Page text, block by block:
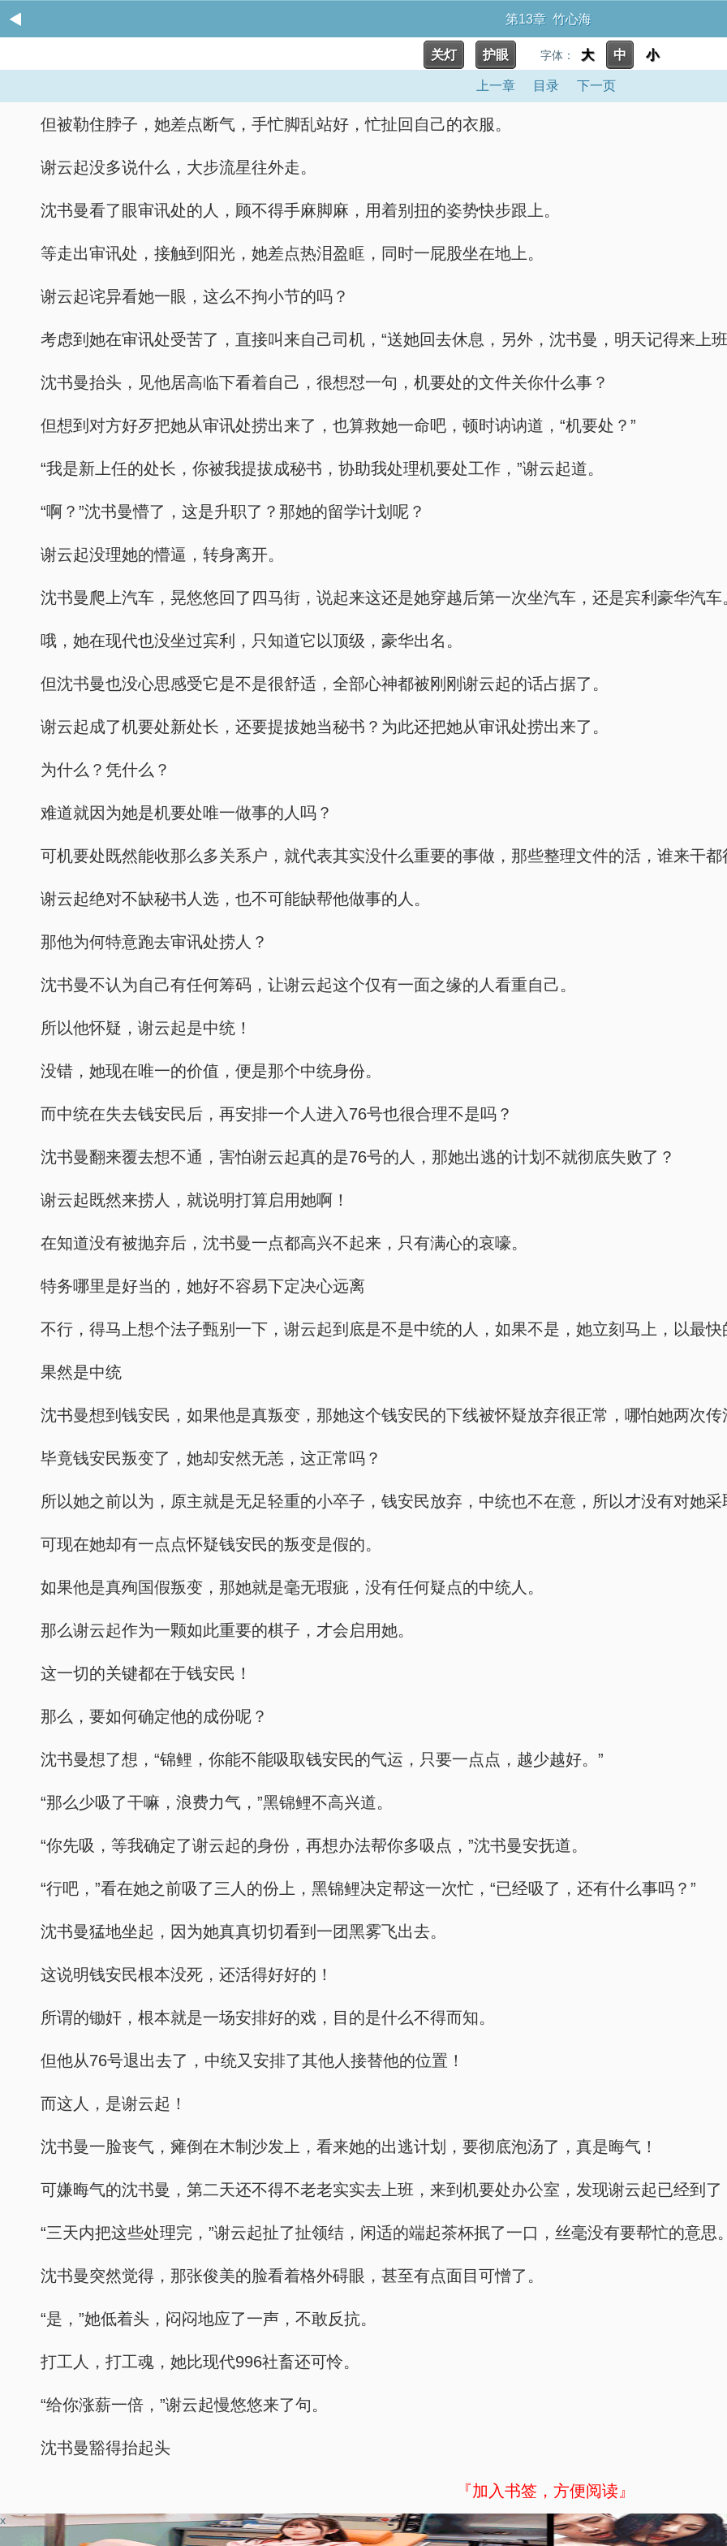
第13章 竹心海
关灯 护眼 字体： 大 中 小
上一章 目录 下一页
但被勒住脖子，她差点断气，手忙脚乱站好，忙扯回自己的衣服。
谢云起没多说什么，大步流星往外走。
沈书曼看了眼审讯处的人，顾不得手麻脚麻，用着别扭的姿势快步跟上。
等走出审讯处，接触到阳光，她差点热泪盈眶，同时一屁股坐在地上。
谢云起诧异看她一眼，这么不拘小节的吗？
考虑到她在审讯处受苦了，直接叫来自己司机，“送她回去休息，另外，沈书曼，明天记得来上
沈书曼抬头，见他居高临下看着自己，很想怼一句，机要处的文件关你什么事？
但想到对方好歹把她从审讯处捞出来了，也算救她一命吧，顿时讷讷道，“机要处？”
“我是新上任的处长，你被我提拔成秘书，协助我处理机要处工作，”谢云起道。
“啊？”沈书曼懵了，这是升职了？那她的留学计划呢？
谢云起没理她的懵逼，转身离开。
沈书曼爬上汽车，晃悠悠回了四马街，说起来这还是她穿越后第一次坐汽车，还是宾利豪华汽车
哦，她在现代也没坐过宾利，只知道它以顶级，豪华出名。
但沈书曼也没心思感受它是不是很舒适，全部心神都被刚刚谢云起的话占据了。
谢云起成了机要处新处长，还要提拔她当秘书？为此还把她从审讯处捞出来了。
为什么？凭什么？
难道就因为她是机要处唯一做事的人吗？
可机要处既然能收那么多关系户，就代表其实没什么重要的事做，那些整理文件的活，谁来干
谢云起绝对不缺秘书人选，也不可能缺帮他做事的人。
那他为何特意跑去审讯处捞人？
沈书曼不认为自己有任何筹码，让谢云起这个仅有一面之缘的人看重自己。
所以他怀疑，谢云起是中统！
没错，她现在唯一的价值，便是那个中统身份。
而中统在失去钱安民后，再安排一个人进入76号也很合理不是吗？
沈书曼翻来覆去想不通，害怕谢云起真的是76号的人，那她出逃的计划不就彻底失败了？
谢云起既然来捞人，就说明打算启用她啊！
在知道没有被抛弃后，沈书曼一点都高兴不起来，只有满心的哀嚎。
特务哪里是好当的，她好不容易下定决心远离
不行，得马上想个法子甄别一下，谢云起到底是不是中统的人，如果不是，她立刻马上，以最
果然是中统
沈书曼想到钱安民，如果他是真叛变，那她这个钱安民的下线被怀疑放弃很正常，哪怕她两次
毕竟钱安民叛变了，她却安然无恙，这正常吗？
所以她之前以为，原主就是无足轻重的小卒子，钱安民放弃，中统也不在意，所以才没有对她采
可现在她却有一点点怀疑钱安民的叛变是假的。
如果他是真殉国假叛变，那她就是毫无瑕疵，没有任何疑点的中统人。
那么谢云起作为一颗如此重要的棋子，才会启用她。
这一切的关键都在于钱安民！
那么，要如何确定他的成份呢？
沈书曼想了想，“锦鲤，你能不能吸取钱安民的气运，只要一点点，越少越好。”
“那么少吸了干嘛，浪费力气，”黑锦鲤不高兴道。
“你先吸，等我确定了谢云起的身份，再想办法帮你多吸点，”沈书曼安抚道。
“行吧，”看在她之前吸了三人的份上，黑锦鲤决定帮这一次忙，“已经吸了，还有什么事吗？”
沈书曼猛地坐起，因为她真真切切看到一团黑雾飞出去。
这说明钱安民根本没死，还活得好好的！
所谓的锄奸，根本就是一场安排好的戏，目的是什么不得而知。
但他从76号退出去了，中统又安排了其他人接替他的位置！
而这人，是谢云起！
沈书曼一脸丧气，瘫倒在木制沙发上，看来她的出逃计划，要彻底泡汤了，真是晦气！
可嫌晦气的沈书曼，第二天还不得不老老实实去上班，来到机要处办公室，发现谢云起已经到
“三天内把这些处理完，”谢云起扯了扯领结，闲适的端起茶杯抿了一口，丝毫没有要帮忙的意思
沈书曼突然觉得，那张俊美的脸看着格外碍眼，甚至有点面目可憎了。
“是，”她低着头，闷闷地应了一声，不敢反抗。
打工人，打工魂，她比现代996社畜还可怜。
“给你涨薪一倍，”谢云起慢悠悠来了句。
沈书曼豁得抬起头
『加入书签，方便阅读』
x